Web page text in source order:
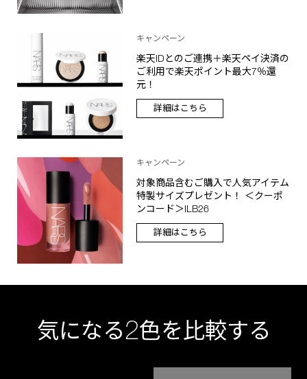
キャンペーン
楽天IDとのご連携＋楽天ペイ決済の
ご利用で楽天ポイント最大7％還
元！
詳細はこちら
キャンペーン
対象商品含むご購入で人気アイテム
特製サイズプレゼント！ ＜クーポ
ンコード＞ILB26
詳細はこちら
気になる2色を比較する